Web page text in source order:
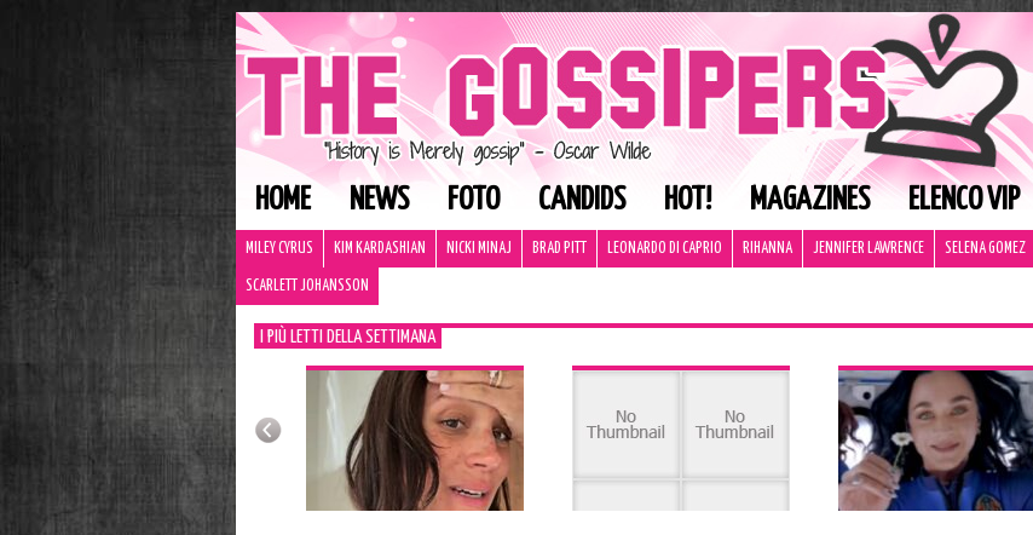
HOME NEWS FOTO CANDIDS HOT! MAGAZINES ELENCO VIP
MILEY CYRUS KIM KARDASHIAN NICKI MINAJ BRAD PITT LEONARDO DI CAPRIO RIHANNA JENNIFER LAWRENCE SELENA GOMEZ
SCARLETT JOHANSSON
I PIÙ LETTI DELLA SETTIMANA